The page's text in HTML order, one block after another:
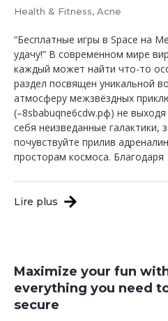
Health & Fitness, Acne
“Бесплатные игры в Space на
удачу!” В современном мире
каждый может найти что-то
раздел посвящен уникальной
атмосферу межзвёздных
(–8sbabuqne6cdw.рф) не
себя неизведанные галактики,
почувствуйте прилив
просторам космоса. Благодаря
Lire plus
Maximize your fun
everything you need
secure